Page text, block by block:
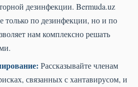
дезинфекции. Bermuda.uz
только по дезинфекции, но и по
нам комплексно решать
Рассказывайте членам
связанных с хантавирусом, и